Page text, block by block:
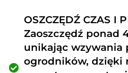
OSZCZĘDŹ CZAS I
Zaoszczędź ponad
unikając wzywania
ogrodników, dzięki